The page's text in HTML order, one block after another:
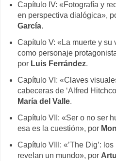
Capítulo IV: «Fotografía y
en perspectiva dialógica»,
García.
Capítulo V: «La muerte y su
como personaje
por Luis Ferrández.
Capítulo VI: «Claves
cabeceras de ‘Alfred
María del Valle.
Capítulo VII: «Ser o no ser
esa es la cuestión», por
Capítulo VIII: «’The Dig’:
revelan un mundo», por